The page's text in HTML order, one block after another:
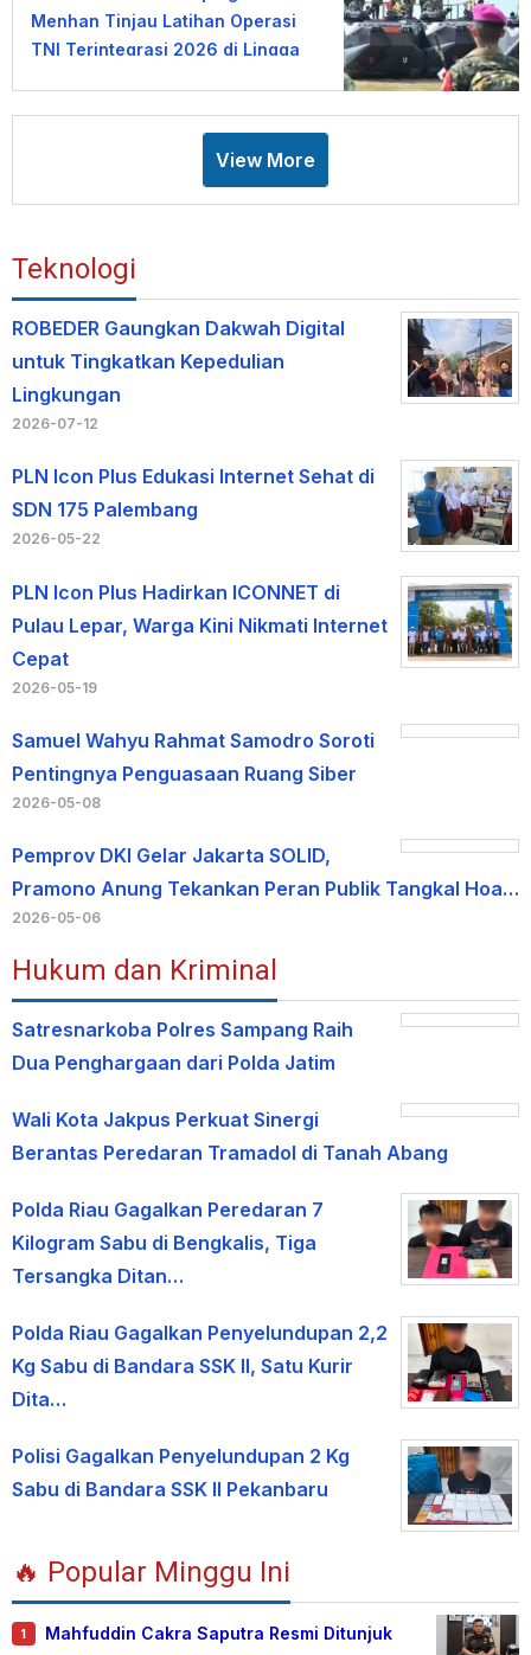
Menhan Tinjau Latihan Operasi
TNI Terintegrasi 2026 di Lingga
View More
Teknologi
ROBEDER Gaungkan Dakwah Digital
untuk Tingkatkan Kepedulian
Lingkungan
2026-07-12
PLN Icon Plus Edukasi Internet Sehat di
SDN 175 Palembang
2026-05-22
PLN Icon Plus Hadirkan ICONNET di
Pulau Lepar, Warga Kini Nikmati Internet
Cepat
2026-05-19
Samuel Wahyu Rahmat Samodro Soroti
Pentingnya Penguasaan Ruang Siber
2026-05-08
Pemprov DKI Gelar Jakarta SOLID,
Pramono Anung Tekankan Peran Publik Tangkal Hoa…
2026-05-06
Hukum dan Kriminal
Satresnarkoba Polres Sampang Raih
Dua Penghargaan dari Polda Jatim
Wali Kota Jakpus Perkuat Sinergi
Berantas Peredaran Tramadol di Tanah Abang
Polda Riau Gagalkan Peredaran 7
Kilogram Sabu di Bengkalis, Tiga
Tersangka Ditan…
Polda Riau Gagalkan Penyelundupan 2,2
Kg Sabu di Bandara SSK II, Satu Kurir
Dita…
Polisi Gagalkan Penyelundupan 2 Kg
Sabu di Bandara SSK II Pekanbaru
🔥 Popular Minggu Ini
1
Mahfuddin Cakra Saputra Resmi Ditunjuk